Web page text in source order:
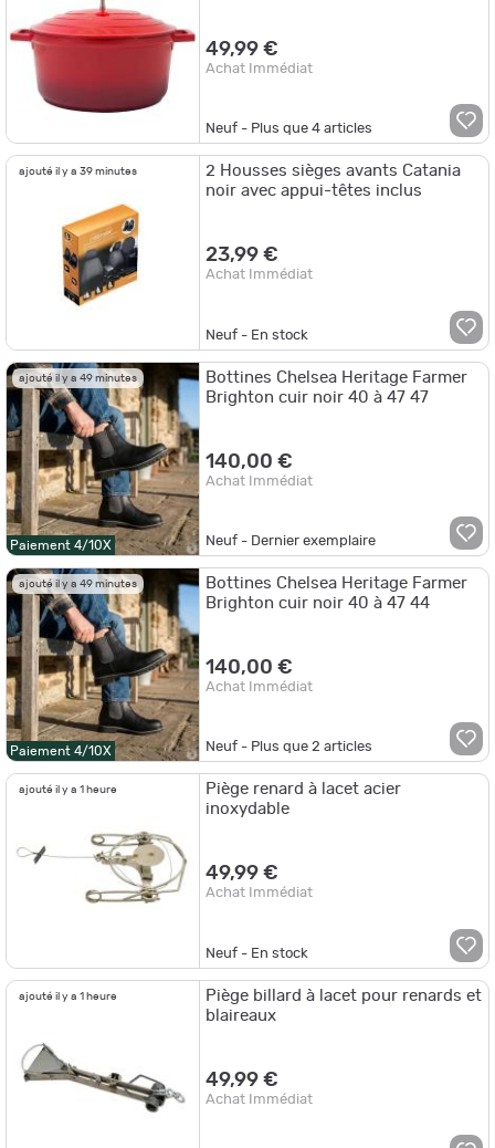
49,99 €
Achat Immédiat
Neuf - Plus que4 articles
ajouté il y a 39 minutes
2 Housses sièges avants Catania
noir avec appui-têtes inclus
23,99 €
Achat Immédiat
Neuf - En stock
ajouté il y a 49 minutes
Paiement 4/10X
Bottines Chelsea Heritage Farmer
Brighton cuir noir 40 à 47 47
140,00 €
Achat Immédiat
Neuf - Dernier exemplaire
ajouté il y a 49 minutes
Paiement 4/10X
Bottines Chelsea Heritage Farmer
Brighton cuir noir 40 à 47 44
140,00 €
Achat Immédiat
Neuf - Plus que2 articles
ajouté il y a 1 heure
Piège renard à lacet acier
inoxydable
49,99 €
Achat Immédiat
Neuf - En stock
ajouté il y a 1 heure
Piège billard à lacet pour renards et
blaireaux
49,99 €
Achat Immédiat